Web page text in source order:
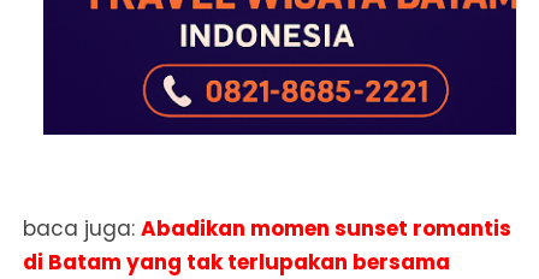
baca juga:Abadikan momen sunset romantis
di Batam yang tak terlupakan bersama